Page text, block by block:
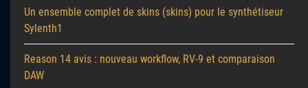
Un ensemble complet de skins (skins) pour le synthétiseur
Sylenth1
Reason 14 avis : nouveau workflow, RV-9 et comparaison
DAW